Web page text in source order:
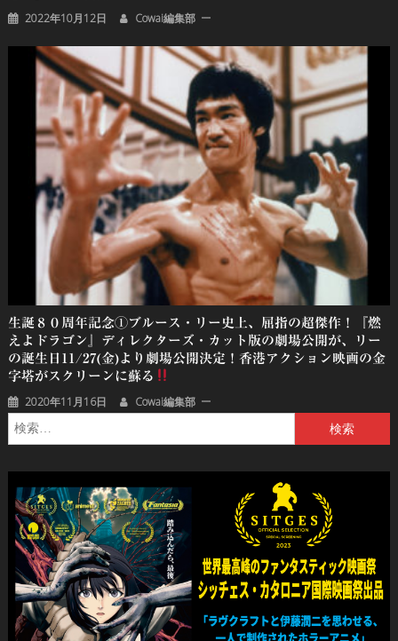
2022年10月12日 Cowai編集部
生誕８０周年記念①ブルース・リー史上、屈指の超傑作！『燃
えよドラゴン』ディレクターズ・カット版の劇場公開が、リー
の誕生日11/27(金)より劇場公開決定！香港アクション映画の金
字塔がスクリーンに蘇る
2020年11月16日 Cowai編集部
索: